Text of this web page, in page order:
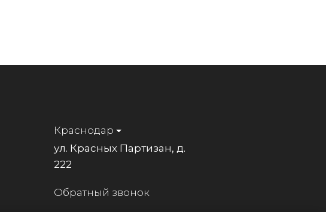
Краснодар
ул. Красных Партизан, д.
222
Обратный звонок